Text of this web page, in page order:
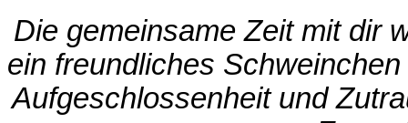
Die gemeinsame Zeit mit dir
ein freundliches
Aufgeschlossenheit und